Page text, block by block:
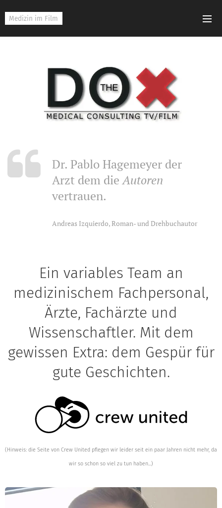
Medizin im Film
Dr. Pablo Hagemeyer der
Arzt dem dieAutoren
vertrauen.
Andreas Izquierdo, Roman- und Drehbuchautor
Ein variables Team an
medizinischem Fachpersonal,
Ärzte, Fachärzte und
Wissenschaftler. Mit dem
gewissen Extra: dem Gespür für
gute Geschichten.
(Hinweis: die Seite von Crew United pflegen wir leider seit ein paar Jahren nicht mehr, da
wir so schon so viel zu tun haben...)